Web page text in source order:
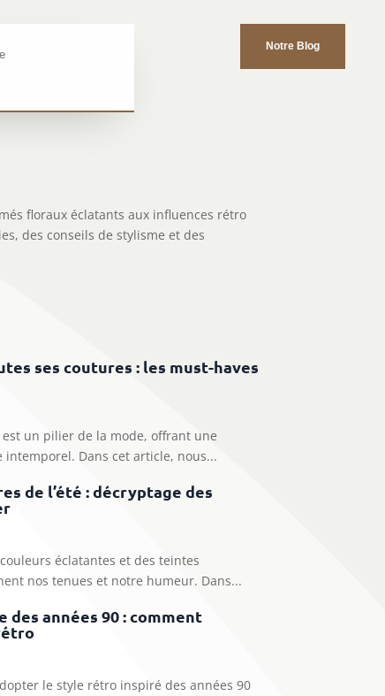
Notre Blog
floraux éclatants aux influences rétro
des conseils de stylisme et des
ses coutures : les must-haves
un pilier de la mode, offrant une
intemporel. Dans cet article, nous...
de l’été : décryptage des
éclatantes et des teintes
nos tenues et notre humeur. Dans...
des années 90 : comment
le style rétro inspiré des années 90